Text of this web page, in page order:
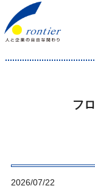
フ
2026/07/22